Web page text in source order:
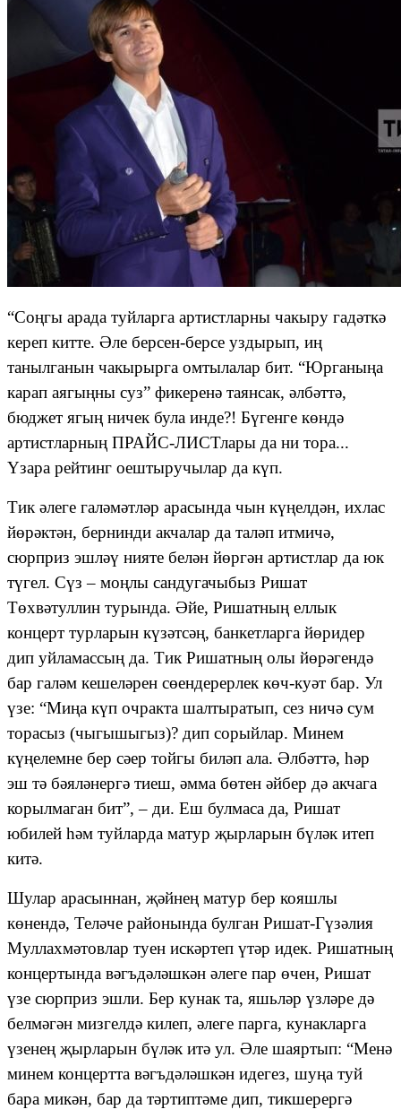
“Соңгы арада туйларга артистларны чакыру гадәткә
кереп китте. Әле берсен-берсе уздырып, иң
танылганын чакырырга омтылалар бит. “Юрганыңа
карап аягыңны суз” фикеренә таянсак, әлбәттә,
бюджет ягың ничек була инде?! Бүгенге көндә
артистларның ПРАЙС-ЛИСТлары да ни тора...
Үзара рейтинг оештыручылар да күп.
Тик әлеге галәмәтләр арасында чын күңелдән, ихлас
йөрәктән, бернинди акчалар да таләп итмичә,
сюрприз эшләү нияте белән йөргән артистлар да юк
түгел. Сүз – моңлы сандугачыбыз Ришат
Төхвәтуллин турында. Әйе, Ришатның еллык
концерт турларын күзәтсәң, банкетларга йөридер
дип уйламассың да. Тик Ришатның олы йөрәгендә
бар галәм кешеләрен сөендерерлек көч-куәт бар. Ул
үзе: “Миңа күп очракта шалтыратып, сез ничә сум
торасыз (чыгышыгыз)? дип сорыйлар. Минем
күңелемне бер сәер тойгы биләп ала. Әлбәттә, һәр
эш тә бәяләнергә тиеш, әмма бөтен әйбер дә акчага
корылмаган бит”, – ди. Еш булмаса да, Ришат
юбилей һәм туйларда матур җырларын бүләк итеп
китә.
Шулар арасыннан, җәйнең матур бер кояшлы
көнендә, Теләче районында булган Ришат-Гүзәлия
Муллахмәтовлар туен искәртеп үтәр идек. Ришатның
концертында вәгъдәләшкән әлеге пар өчен, Ришат
үзе сюрприз эшли. Бер кунак та, яшьләр үзләре дә
белмәгән мизгелдә килеп, әлеге парга, кунакларга
үзенең җырларын бүләк итә ул. Әле шаяртып: “Менә
минем концертта вәгъдәләшкән идегез, шуңа туй
бара микән, бар да тәртиптәме дип, тикшерергә